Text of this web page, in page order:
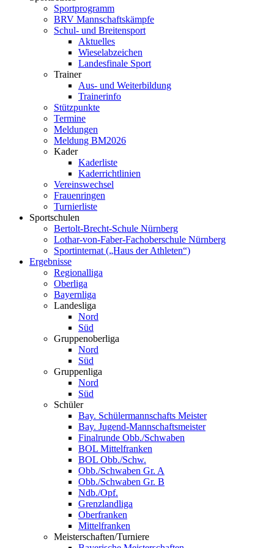
Sportprogramm
BRV Mannschaftskämpfe
Schul- und Breitensport
Aktuelles
Wieselabzeichen
Landesfinale Sport
Trainer
Aus- und Weiterbildung
Trainerinfo
Stützpunkte
Termine
Meldungen
Meldung BM2026
Kader
Kaderliste
Kaderrichtlinien
Vereinswechsel
Frauenringen
Turnierliste
Sportschulen
Bertolt-Brecht-Schule Nürnberg
Lothar-von-Faber-Fachoberschule Nürnberg
Sportinternat („Haus der Athleten“)
Ergebnisse
Regionalliga
Oberliga
Bayernliga
Landesliga
Nord
Süd
Gruppenoberliga
Nord
Süd
Gruppenliga
Nord
Süd
Schüler
Bay. Schülermannschafts Meister
Bay. Jugend-Mannschaftsmeister
Finalrunde Obb./Schwaben
BOL Mittelfranken
BOL Obb./Schw.
Obb./Schwaben Gr. A
Obb./Schwaben Gr. B
Ndb./Opf.
Grenzlandliga
Oberfranken
Mittelfranken
Meisterschaften/Turniere